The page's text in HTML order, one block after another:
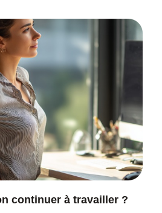
continuer à travailler ?